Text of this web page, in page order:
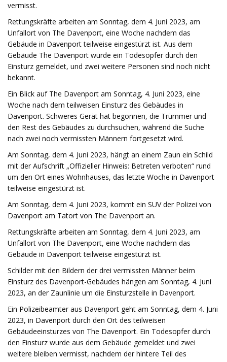
vermisst.
Rettungskräfte arbeiten am Sonntag, dem 4. Juni 2023, am
Unfallort von The Davenport, eine Woche nachdem das
Gebäude in Davenport teilweise eingestürzt ist. Aus dem
Gebäude The Davenport wurde ein Todesopfer durch den
Einsturz gemeldet, und zwei weitere Personen sind noch nicht
bekannt.
Ein Blick auf The Davenport am Sonntag, 4. Juni 2023, eine
Woche nach dem teilweisen Einsturz des Gebäudes in
Davenport. Schweres Gerät hat begonnen, die Trümmer und
den Rest des Gebäudes zu durchsuchen, während die Suche
nach zwei noch vermissten Männern fortgesetzt wird.
Am Sonntag, dem 4. Juni 2023, hängt an einem Zaun ein Schild
mit der Aufschrift „Offizieller Hinweis: Betreten verboten“ rund
um den Ort eines Wohnhauses, das letzte Woche in Davenport
teilweise eingestürzt ist.
Am Sonntag, dem 4. Juni 2023, kommt ein SUV der Polizei von
Davenport am Tatort von The Davenport an.
Rettungskräfte arbeiten am Sonntag, dem 4. Juni 2023, am
Unfallort von The Davenport, eine Woche nachdem das
Gebäude in Davenport teilweise eingestürzt ist.
Schilder mit den Bildern der drei vermissten Männer beim
Einsturz des Davenport-Gebäudes hängen am Sonntag, 4. Juni
2023, an der Zaunlinie um die Einsturzstelle in Davenport.
Ein Polizeibeamter aus Davenport geht am Sonntag, dem 4. Juni
2023, in Davenport durch den Ort des teilweisen
Gebäudeeinsturzes von The Davenport. Ein Todesopfer durch
den Einsturz wurde aus dem Gebäude gemeldet und zwei
weitere bleiben vermisst, nachdem der hintere Teil des